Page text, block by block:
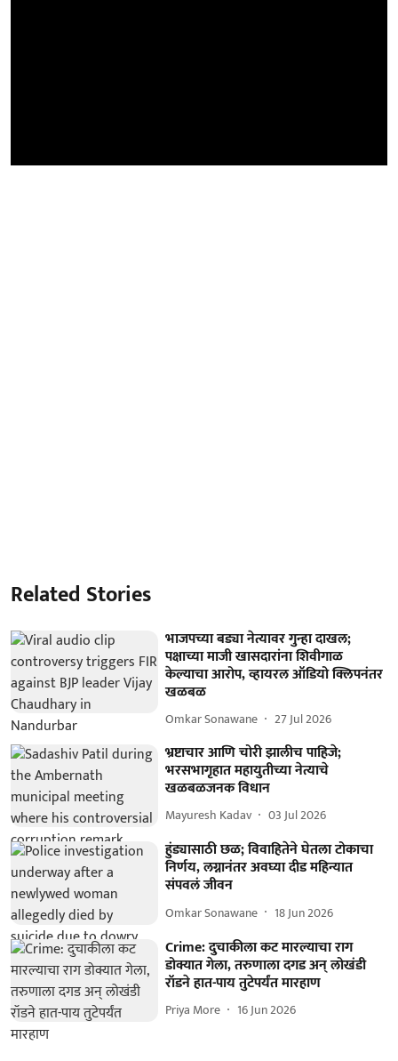
Related Stories
भाजपच्या बड्या नेत्यावर गुन्हा दाखल;
पक्षाच्या माजी खासदारांना शिवीगाळ
केल्याचा आरोप, व्हायरल ऑडियो क्लिपनंतर
खळबळ
Omkar Sonawane 27 Jul 2026
भ्रष्टाचार आणि चोरी झालीच पाहिजे;
भरसभागृहात महायुतीच्या नेत्याचे
खळबळजनक विधान
Mayuresh Kadav 03 Jul 2026
हुंड्यासाठी छळ; विवाहितेने घेतला टोकाचा
निर्णय, लग्नानंतर अवघ्या दीड महिन्यात
संपवलं जीवन
Omkar Sonawane 18 Jun 2026
Crime: दुचाकीला कट मारल्याचा राग
डोक्यात गेला, तरुणाला दगड अन् लोखंडी
रॉडने हात-पाय तुटेपर्यंत मारहाण
Priya More 16 Jun 2026